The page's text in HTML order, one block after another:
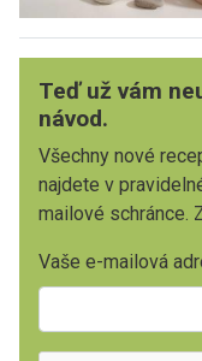
Teď už vám
návod.
Všechny nové
najdete v
mailové schránce.
Vaše e-mailová